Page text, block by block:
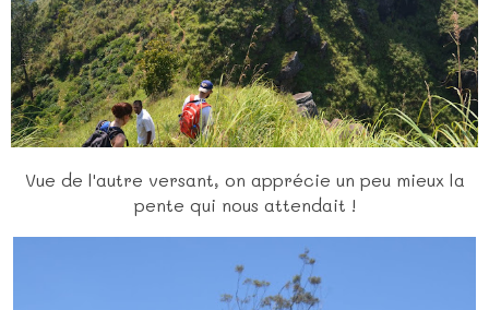
Vue de l'autre versant, on apprécie un peu mieux la
pente qui nous attendait !